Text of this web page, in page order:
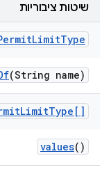
שיטות ציבוריות
LimitType
(String name)
LimitType[]
values()